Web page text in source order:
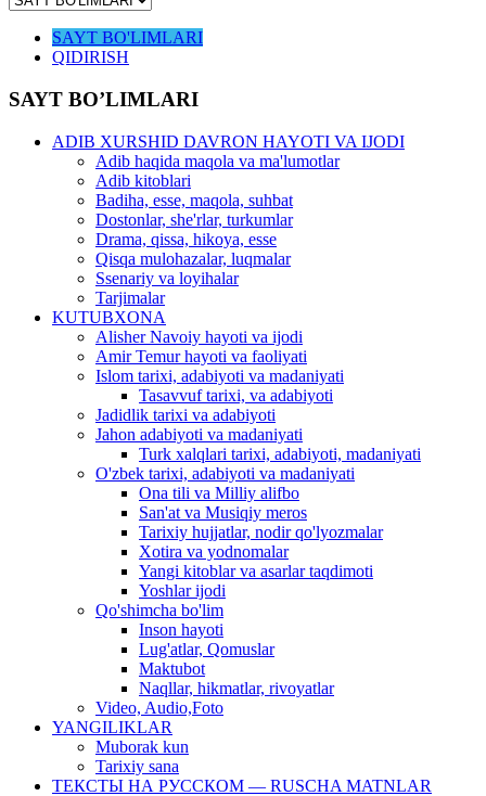
SAYT BO'LIMLARI
QIDIRISH
SAYT BO’LIMLARI
ADIB XURSHID DAVRON HAYOTI VA IJODI
Adib haqida maqola va ma'lumotlar
Adib kitoblari
Badiha, esse, maqola, suhbat
Dostonlar, she'rlar, turkumlar
Drama, qissa, hikoya, esse
Qisqa mulohazalar, luqmalar
Ssenariy va loyihalar
Tarjimalar
KUTUBXONA
Alisher Navoiy hayoti va ijodi
Amir Temur hayoti va faoliyati
Islom tarixi, adabiyoti va madaniyati
Tasavvuf tarixi, va adabiyoti
Jadidlik tarixi va adabiyoti
Jahon adabiyoti va madaniyati
Turk xalqlari tarixi, adabiyoti, madaniyati
O'zbek tarixi, adabiyoti va madaniyati
Ona tili va Milliy alifbo
San'at va Musiqiy meros
Tarixiy hujjatlar, nodir qo'lyozmalar
Xotira va yodnomalar
Yangi kitoblar va asarlar taqdimoti
Yoshlar ijodi
Qo'shimcha bo'lim
Inson hayoti
Lug'atlar, Qomuslar
Maktubot
Naqllar, hikmatlar, rivoyatlar
Video, Audio,Foto
YANGILIKLAR
Muborak kun
Tarixiy sana
ТЕКСТЫ НА РУССКОМ — RUSCHA MATNLAR